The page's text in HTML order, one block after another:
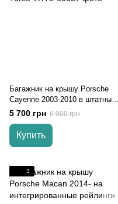
Багажник на крышу Porsche
Cayenne 2003-2010 в штатные
места черный Turtle
5 700 грн 6 000 грн
Купить
3